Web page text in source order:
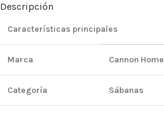
Descripción
Características principales
Marca Cannon Home
Categoría Sábanas